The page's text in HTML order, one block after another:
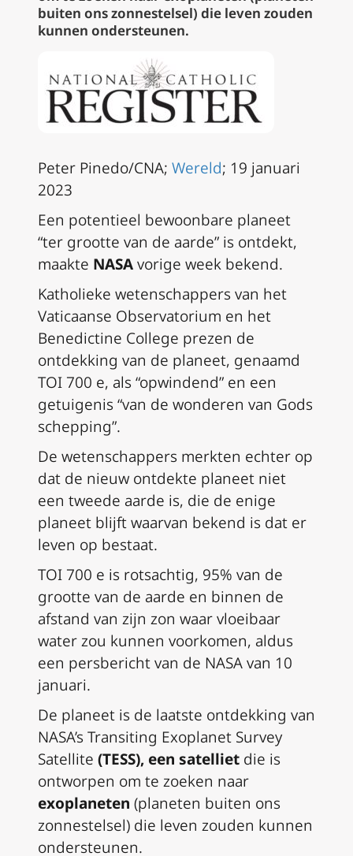
buiten ons zonnestelsel) die leven zouden
kunnen ondersteunen.
Peter Pinedo/CNA; Wereld; 19 januari
2023
Een potentieel bewoonbare planeet
“ter grootte van de aarde” is ontdekt,
maakte NASAvorige week bekend.
Katholieke wetenschappers van het
Vaticaanse Observatorium en het
Benedictine College prezen de
ontdekking van de planeet, genaamd
TOI 700 e, als “opwindend” en een
getuigenis “van de wonderen van Gods
schepping”.
De wetenschappers merkten echter op
dat de nieuw ontdekte planeet niet
een tweede aarde is, die de enige
planeet blijft waarvan bekend is dat er
leven op bestaat.
TOI 700 e is rotsachtig, 95% van de
grootte van de aarde en binnen de
afstand van zijn zon waar vloeibaar
water zou kunnen voorkomen, aldus
een persbericht van de NASA van 10
januari.
De planeet is de laatste ontdekking van
NASA’s Transiting Exoplanet Survey
Satellite (TESS), een satelliet die is
ontworpen om te zoeken naar
exoplaneten (planeten buiten ons
zonnestelsel) die leven zouden kunnen
ondersteunen.